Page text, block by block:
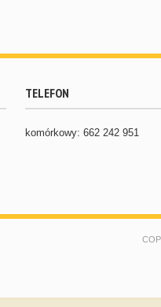
TELEFON
komórkowy: 662 242 951